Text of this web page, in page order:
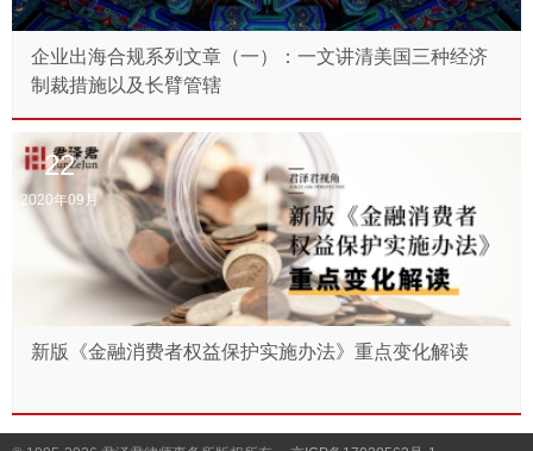
企业出海合规系列文章（一）：一文讲清美国三种经济
制裁措施以及长臂管辖
22
2020年09月
新版《金融消费者权益保护实施办法》重点变化解读